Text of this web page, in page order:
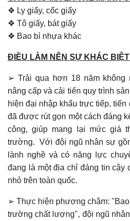
❖ Ly giấy, cốc giấy
❖ Tô giấy, bát giấy
❖ Bao bì nhựa khác
ĐIỀU LÀM NÊN SỰ KHÁC BIỆT
➢ Trải qua hơn 18 năm không
nâng cấp và cải tiến quy trình
hiện đại nhập khẩu trực tiếp, tiến
đã được rút gọn một cách đáng
công, giúp mang lại mức giá
trường. Với đội ngũ nhân sự
lành nghề và có năng lực
đang là một địa chỉ đáng tin cậy
nhỏ trên toàn quốc.
➢ Thực hiện phương châm:
trường chất lượng", đội ngũ